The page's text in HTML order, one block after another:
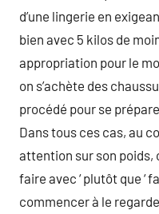
d’une lingerie en
bien avec 5 kilos de
appropriation pour le
on s’achète des
procédé pour se
Dans tous ces cas, au
attention sur son poids,
faire avec ‘ plutôt que ‘
commencer à le